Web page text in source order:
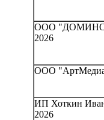
ООО "ДОМИНО-
2026
ООО
ИП Хоткин
2026